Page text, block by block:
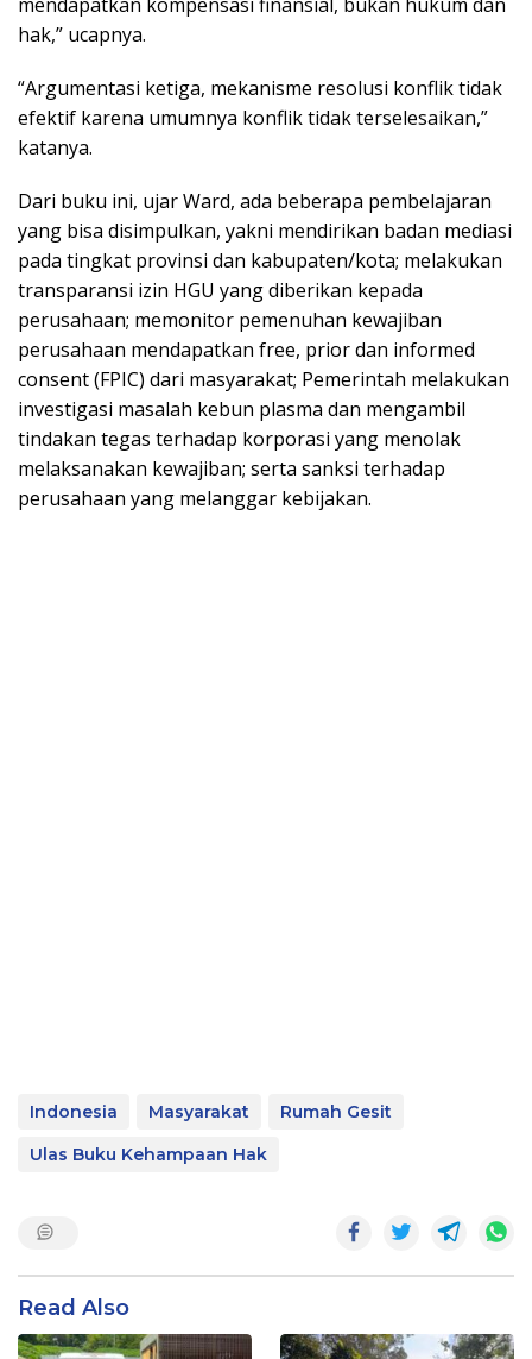
hak,” ucapnya.
“Argumentasi ketiga, mekanisme resolusi konflik tidak
efektif karena umumnya konflik tidak terselesaikan,”
katanya.
Dari buku ini, ujar Ward, ada beberapa pembelajaran
yang bisa disimpulkan, yakni mendirikan badan mediasi
pada tingkat provinsi dan kabupaten/kota; melakukan
transparansi izin HGU yang diberikan kepada
perusahaan; memonitor pemenuhan kewajiban
perusahaan mendapatkan free, prior dan informed
consent (FPIC) dari masyarakat; Pemerintah melakukan
investigasi masalah kebun plasma dan mengambil
tindakan tegas terhadap korporasi yang menolak
melaksanakan kewajiban; serta sanksi terhadap
perusahaan yang melanggar kebijakan.
Indonesia Masyarakat
Rumah Gesit
Ulas Buku Kehampaan Hak
Read Also